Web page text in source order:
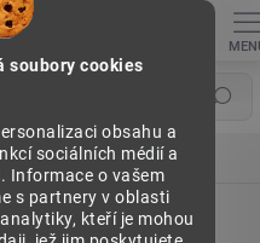
soubory cookies
obsahu a
sociálních médií a
Informace o vašem
s partnery v oblasti
kteří je mohou
Hledat
moduly